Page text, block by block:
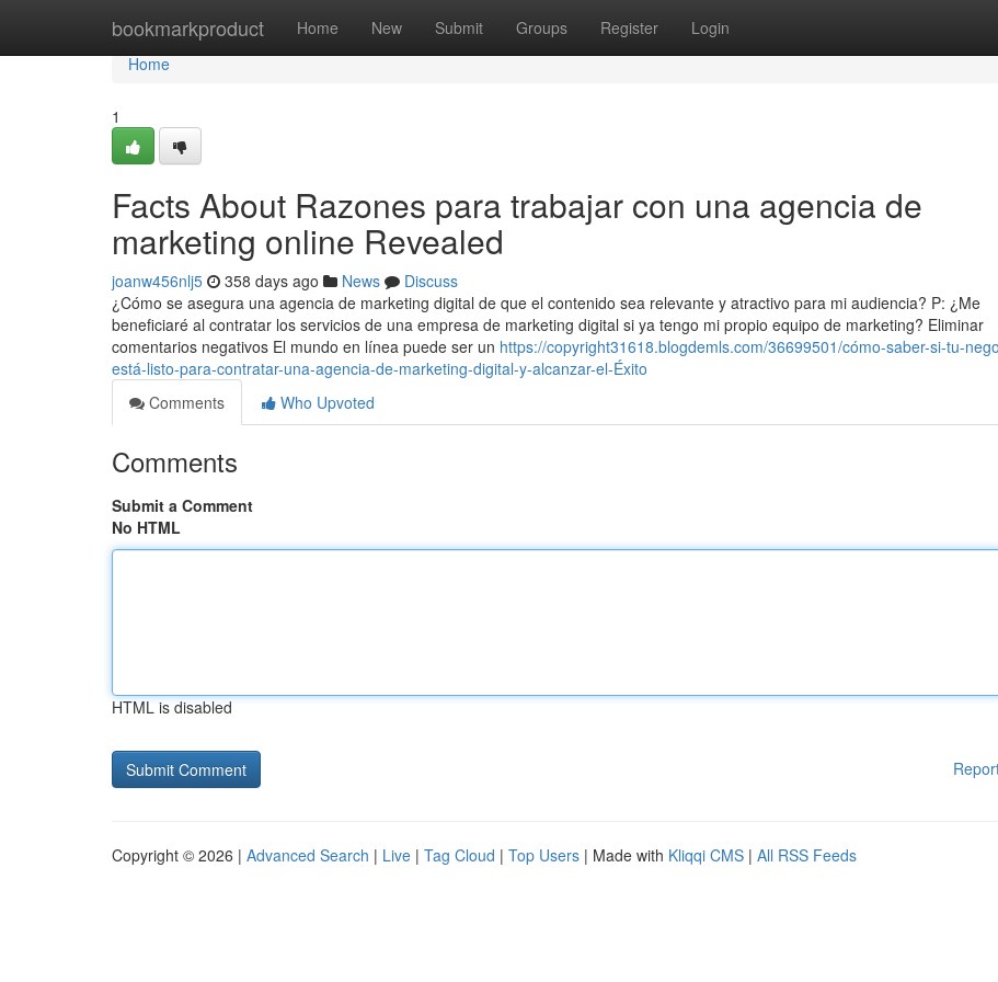
bookmarkproduct Home New Submit Groups Register Login
Home
Home
1
Facts About Razones para trabajar con una agencia de
marketing online Revealed
joanw456nlj5 358 days ago News
Discuss
¿Cómo se asegura una agencia de marketing digital de que el contenido sea relevante y atractivo para mi audiencia? P: ¿Me
beneficiaré al contratar los servicios de una empresa de marketing digital si ya tengo mi propio equipo de marketing? Eliminar
comentarios negativos El mundo en línea puede ser un https://copyright31618.blogdemls.com/36699501/cómo-saber-si-tu-
está-listo-para-contratar-una-agencia-de-marketing-digital-y-alcanzar-el-Éxito
Comments
Who Upvoted
Comments
Submit a Comment
No HTML
HTML is disabled
Copyright © 2026 | Advanced Search | Live | Tag Cloud | Top Users | Made with Kliqqi CMS | All RSS Feeds